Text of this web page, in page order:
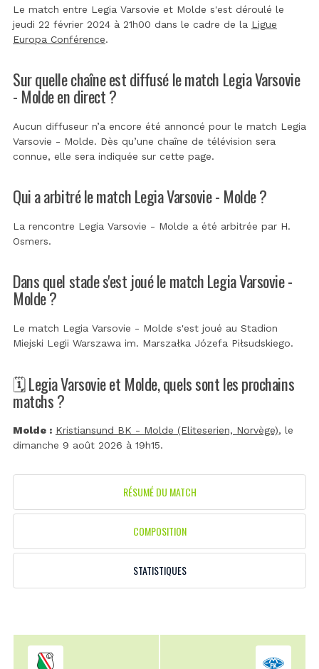
Le match entre Legia Varsovie et Molde s'est déroulé le
jeudi 22 février 2024 à 21h00 dans le cadre de la Ligue
Europa Conférence.
Sur quelle chaîne est diffusé le match Legia Varsovie
- Molde en direct ?
Aucun diffuseur n’a encore été annoncé pour le match Legia
Varsovie - Molde. Dès qu’une chaîne de télévision sera
connue, elle sera indiquée sur cette page.
Qui a arbitré le match Legia Varsovie - Molde ?
La rencontre Legia Varsovie - Molde a été arbitrée par H.
Osmers.
Dans quel stade s'est joué le match Legia Varsovie -
Molde ?
Le match Legia Varsovie - Molde s'est joué au Stadion
Miejski Legii Warszawa im. Marszałka Józefa Piłsudskiego.
🗓️ Legia Varsovie et Molde, quels sont les prochains
matchs ?
Molde : Kristiansund BK - Molde (Eliteserien, Norvège), le
dimanche 9 août 2026 à 19h15.
RÉSUMÉ DU MATCH
COMPOSITION
STATISTIQUES